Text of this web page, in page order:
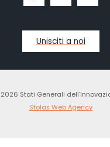
Unisciti a noi
Stati Generali
Stolas Web Agency